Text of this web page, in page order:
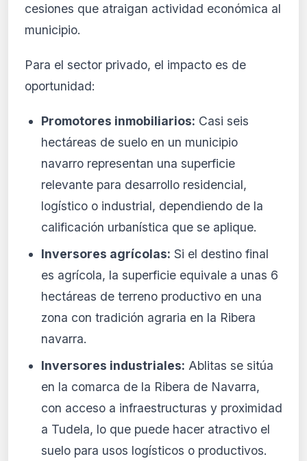
cesiones que atraigan actividad económica al
municipio.
Para el sector privado, el impacto es de
oportunidad:
Promotores inmobiliarios: Casi seis
hectáreas de suelo en un municipio
navarro representan una superficie
relevante para desarrollo residencial,
logístico o industrial, dependiendo de la
calificación urbanística que se aplique.
Inversores agrícolas: Si el destino final
es agrícola, la superficie equivale a unas 6
hectáreas de terreno productivo en una
zona con tradición agraria en la Ribera
navarra.
Inversores industriales: Ablitas se sitúa
en la comarca de la Ribera de Navarra,
con acceso a infraestructuras y proximidad
a Tudela, lo que puede hacer atractivo el
suelo para usos logísticos o productivos.